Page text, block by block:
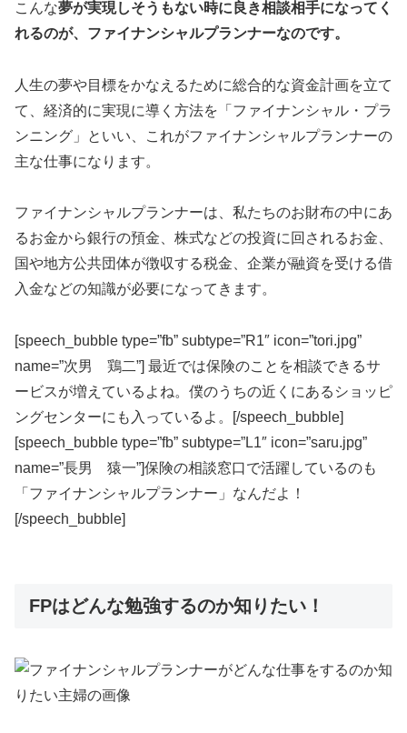
こんな夢が実現しそうもない時に良き相談相手になってく
れるのが、ファイナンシャルプランナーなのです。
人生の夢や目標をかなえるために総合的な資金計画を立て
て、経済的に実現に導く方法を「ファイナンシャル・プラ
ンニング」といい、これがファイナンシャルプランナーの
主な仕事になります。
ファイナンシャルプランナーは、私たちのお財布の中にあ
るお金から銀行の預金、株式などの投資に回されるお金、
国や地方公共団体が徴収する税金、企業が融資を受ける借
入金などの知識が必要になってきます。
[speech_bubble type=”fb” subtype=”R1″ icon=”tori.jpg”
name=”次男 鶏二”] 最近では保険のことを相談できるサ
ービスが増えているよね。僕のうちの近くにあるショッピ
ングセンターにも入っているよ。[/speech_bubble]
[speech_bubble type=”fb” subtype=”L1″ icon=”saru.jpg”
name=”長男 猿一”]保険の相談窓口で活躍しているのも
「ファイナンシャルプランナー」なんだよ！
[/speech_bubble]
FPはどんな勉強するのか知りたい！